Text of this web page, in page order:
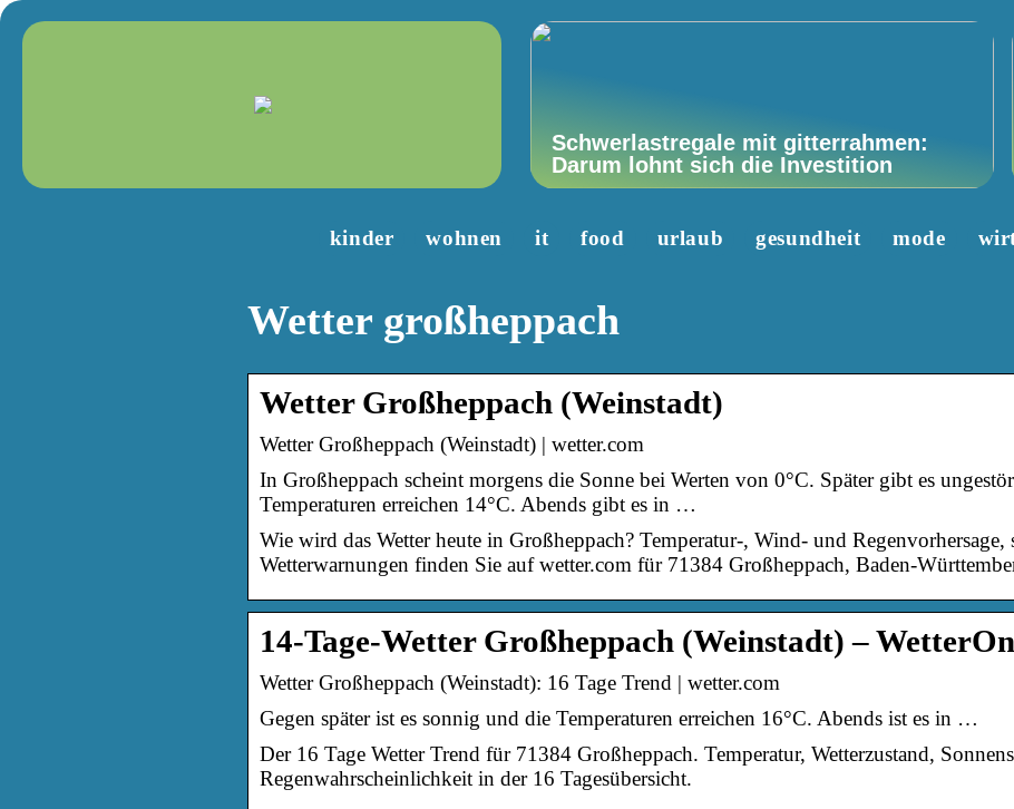
Schwerlastregale mit gitterrahmen:
Darum lohnt sich die Investition
kinder wohnen it food urlaub gesundheit mode
Wetter großheppach
Wetter Großheppach (Weinstadt)
Wetter Großheppach (Weinstadt) | wetter.com
In Großheppach scheint morgens die Sonne bei Werten von 0°C. Später gibt es
Temperaturen erreichen 14°C. Abends gibt es in …
Wie wird das Wetter heute in Großheppach? Temperatur-, Wind- und Regenvorhersage,
Wetterwarnungen finden Sie auf wetter.com für 71384 Großheppach, Baden-
14-Tage-Wetter Großheppach (Weinstadt) –
Wetter Großheppach (Weinstadt): 16 Tage Trend | wetter.com
Gegen später ist es sonnig und die Temperaturen erreichen 16°C. Abends ist es in …
Der 16 Tage Wetter Trend für 71384 Großheppach. Temperatur, Wetterzustand,
Regenwahrscheinlichkeit in der 16 Tagesübersicht.